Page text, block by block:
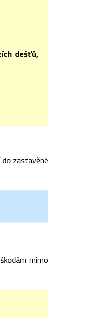
dešťů,
zastavěné
mimo